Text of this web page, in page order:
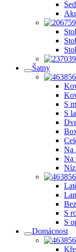
Šatny
S
S
Na
Na
S
S
Domácnost